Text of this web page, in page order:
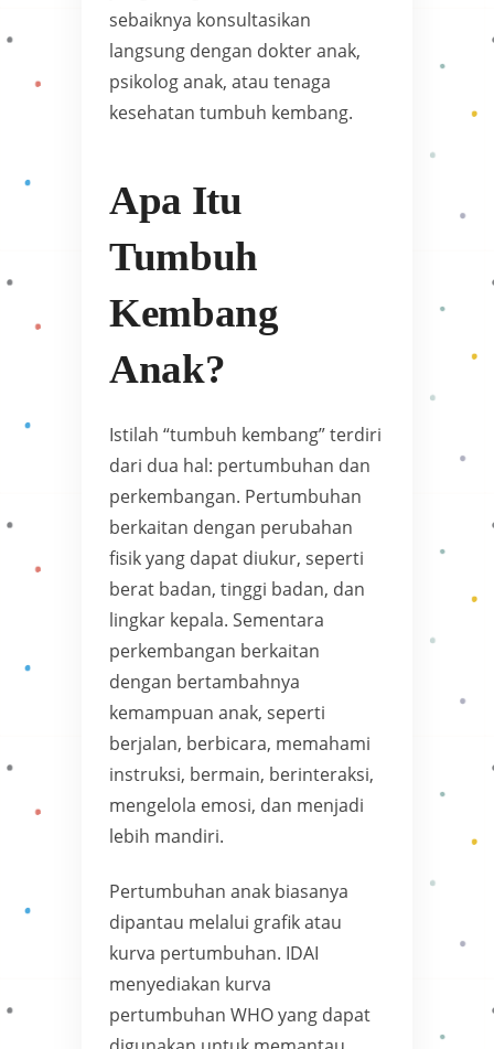
sebaiknya konsultasikan
langsung dengan dokter anak,
psikolog anak, atau tenaga
kesehatan tumbuh kembang.
Apa Itu
Tumbuh
Kembang
Anak?
Istilah “tumbuh kembang” terdiri
dari dua hal: pertumbuhan dan
perkembangan. Pertumbuhan
berkaitan dengan perubahan
fisik yang dapat diukur, seperti
berat badan, tinggi badan, dan
lingkar kepala. Sementara
perkembangan berkaitan
dengan bertambahnya
kemampuan anak, seperti
berjalan, berbicara, memahami
instruksi, bermain, berinteraksi,
mengelola emosi, dan menjadi
lebih mandiri.
Pertumbuhan anak biasanya
dipantau melalui grafik atau
kurva pertumbuhan. IDAI
menyediakan kurva
pertumbuhan WHO yang dapat